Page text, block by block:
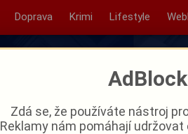
Doprava Krimi Lifestyle
Zdá se, že používáte nástroj
Reklamy nám pomáhají